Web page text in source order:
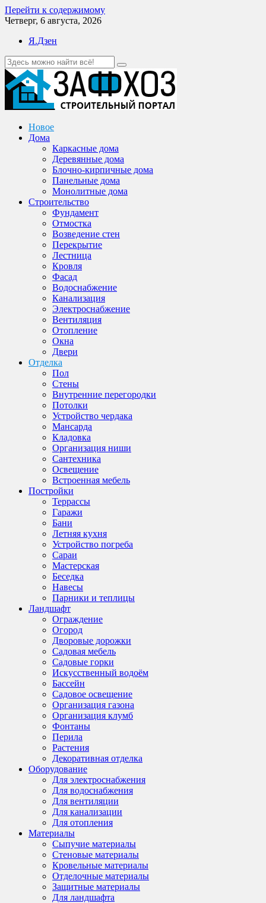
Перейти к содержимому
Четверг, 6 августа, 2026
Я.Дзен
Новое
Дома
Каркасные дома
Деревянные дома
Блочно-кирпичные дома
Панельные дома
Монолитные дома
Строительство
Фундамент
Отмостка
Возведение стен
Перекрытие
Лестница
Кровля
Фасад
Водоснабжение
Канализация
Электроснабжение
Вентиляция
Отопление
Окна
Двери
Отделка
Пол
Стены
Внутренние перегородки
Потолки
Устройство чердака
Мансарда
Кладовка
Организация ниши
Сантехника
Освещение
Встроенная мебель
Постройки
Террассы
Гаражи
Бани
Летняя кухня
Устройство погреба
Сараи
Мастерская
Беседка
Навесы
Парники и теплицы
Ландшафт
Ограждение
Огород
Дворовые дорожки
Садовая мебель
Садовые горки
Искусственный водоём
Бассейн
Садовое освещение
Организация газона
Организация клумб
Фонтаны
Перила
Растения
Декоративная отделка
Оборудование
Для электроснабжения
Для водоснабжения
Для вентиляции
Для канализации
Для отопления
Материалы
Сыпучие материалы
Стеновые материалы
Кровельные материалы
Отделочные материалы
Защитные материалы
Для ландшафта